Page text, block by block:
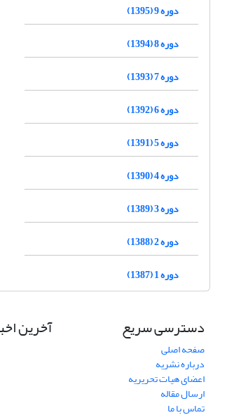
دوره 9 (1395)
دوره 8 (1394)
دوره 7 (1393)
دوره 6 (1392)
دوره 5 (1391)
دوره 4 (1390)
دوره 3 (1389)
دوره 2 (1388)
دوره 1 (1387)
دسترسی سریع
صفحه اصلی
درباره نشریه
اعضای هیات تحریریه
ارسال مقاله
تماس با ما
آخرین